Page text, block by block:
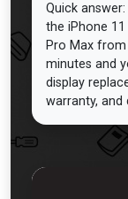
Quick
the iPhone
Pro Max from
minutes and
display
warranty, and